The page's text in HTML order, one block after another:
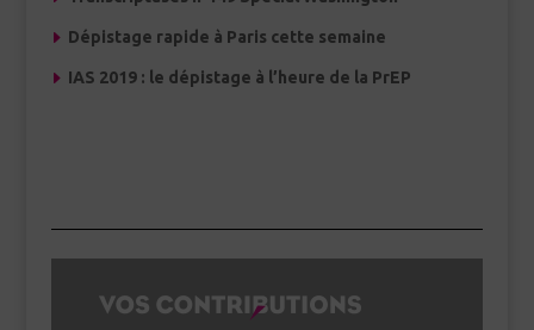
Dépistage rapide à Paris cette semaine
IAS 2019 : le dépistage à l’heure de la PrEP